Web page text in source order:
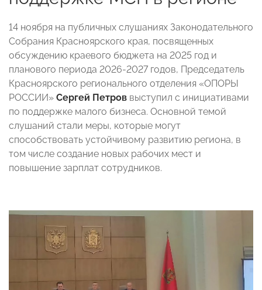
14 ноября на публичных слушаниях Законодательного
Собрания Красноярского края, посвященных
обсуждению краевого бюджета на 2025 год и
планового периода 2026-2027 годов, Председатель
Красноярского регионального отделения «ОПОРЫ
РОССИИ» Сергей Петров выступил с инициативами
по поддержке малого бизнеса. Основной темой
слушаний стали меры, которые могут
способствовать устойчивому развитию региона, в
том числе создание новых рабочих мест и
повышение зарплат сотрудников.